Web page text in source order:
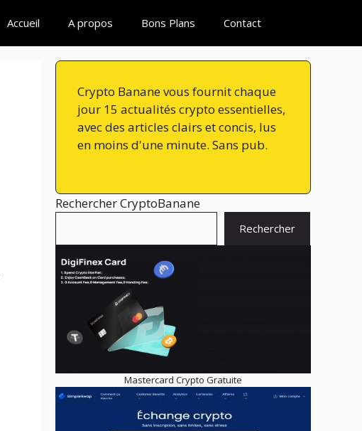
Accueil A propos Bons Plans Contact
Crypto Banane vous fournit chaque
jour 15 actualités crypto essentielles,
avec des articles clairs et concis, lus
en moins d'une minute. Sans pub.
Rechercher CryptoBanane
Rechercher
Mastercard Crypto Gratuite